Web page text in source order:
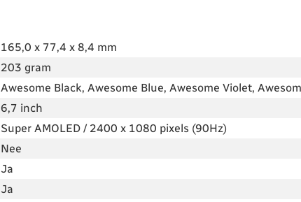
165,0 x 77,4 x 8,4 mm
203 gram
Awesome Black, Awesome Blue, Awesome Violet,
6,7 inch
Super AMOLED / 2400 x 1080 pixels (90Hz)
Nee
Ja
Ja